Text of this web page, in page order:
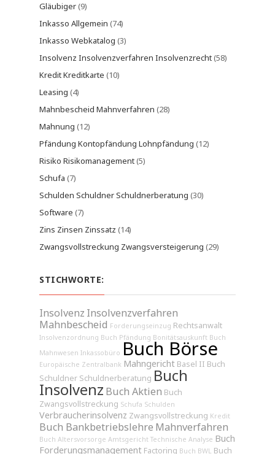
Gläubiger(9)
Inkasso Allgemein (74)
Inkasso Webkatalog (3)
Insolvenz Insolvenzverfahren Insolvenzrecht(58)
Kredit Kreditkarte (10)
Leasing (4)
Mahnbescheid Mahnverfahren (28)
Mahnung (12)
Pfändung Kontopfändung Lohnpfändung (12)
Risiko Risikomanagement(5)
Schufa (7)
Schulden Schuldner Schuldnerberatung (30)
Software (7)
Zins Zinsen Zinssatz (14)
Zwangsvollstreckung Zwangsversteigerung (29)
STICHWORTE:
Insolvenz Insolvenzverfahren
Mahnbescheid Forderungseinzug Rechtsanwalt
Insolvenzordnung Buch Pfändung Bonitätsauskunft Buch
Mahnwesen Inkassobüro Buch Börse
Europäische Zentralbank Mahngericht Basel II Buch
Schuldner Schuldnerberatung Buch
Insolvenz Buch Aktien Buch
Zwangsvollstreckung Schufa Schulden
Verbraucherinsolvenz Zwangsvollstreckung Kredit
Buch Bankbetriebslehre Mahnverfahren
Buch Altersvorsorge Amtsgericht Technische Analyse Buch
Forderungsmanagement Factoring Buch BWL Buch